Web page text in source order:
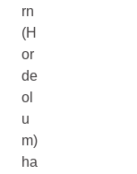
rn
(H
or
de
ol
u
m)
ha